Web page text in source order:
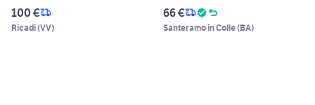
100 €
Ricadi(VV)
66 €
Santeramo in Colle(BA)